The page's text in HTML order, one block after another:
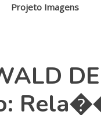
Projeto Imagens